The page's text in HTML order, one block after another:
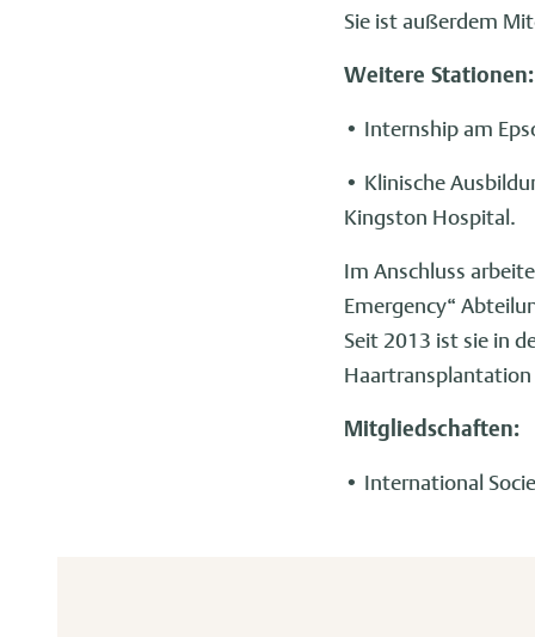
Sie ist außerdem
Weitere Stationen:
• Internship am
• Klinische
Kingston Hospital.
Im Anschluss
Emergency“
Seit 2013 ist sie in
Mitgliedschaften:
• International